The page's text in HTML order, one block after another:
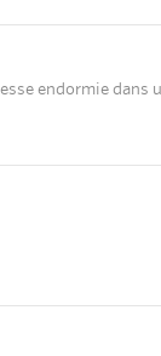
endormie dans